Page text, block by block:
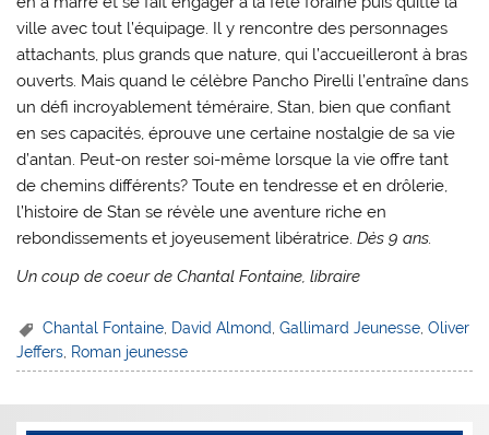
ville avec tout l’équipage. Il y rencontre des personnages
attachants, plus grands que nature, qui l’accueilleront à bras
ouverts. Mais quand le célèbre Pancho Pirelli l’entraîne dans
un défi incroyablement téméraire, Stan, bien que confiant
en ses capacités, éprouve une certaine nostalgie de sa vie
d’antan. Peut-on rester soi-même lorsque la vie offre tant
de chemins différents? Toute en tendresse et en drôlerie,
l’histoire de Stan se révèle une aventure riche en
rebondissements et joyeusement libératrice.Dès 9 ans.
Un coup de coeur de Chantal Fontaine, libraire
Chantal Fontaine David Almond ,Gallimard Jeunesse ,Oliver
Jeffers Roman jeunesse